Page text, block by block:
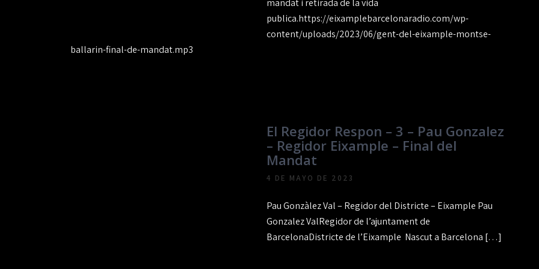
mandat i retirada de la vida
publica.https://eixamplebarcelonaradio.com/wp-
content/uploads/2023/06/gent-del-eixample-montse-
ballarin-final-de-mandat.mp3
El Regidor Respon – 3 – Pau Gonzalez
– Regidor Eixample – Final del
Mandat
4 DE MAYO DE 2023
Pau Gonzàlez Val – Regidor del Districte – Eixample Pau
Gonzalez ValRegidor de l’ajuntament de
BarcelonaDistricte de l’Eixample Nascut a Barcelona […]